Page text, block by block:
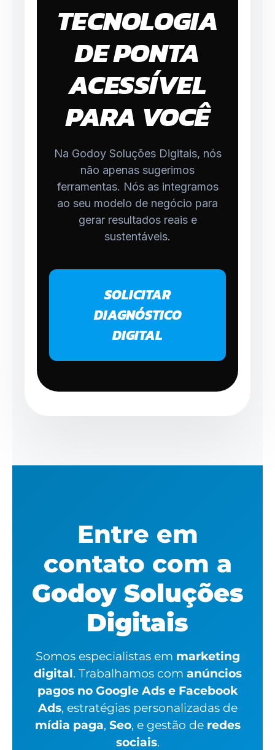
TECNOLOGIA
DE PONTA
ACESSÍVEL
PARA VOCÊ
Na Godoy Soluções Digitais, nós
não apenas sugerimos
ferramentas. Nós as integramos
ao seu modelo de negócio para
gerar resultados reais e
sustentáveis.
SOLICITAR
DIAGNÓSTICO
DIGITAL
Entre em
contato com a
Godoy Soluções
Digitais
Somos especialistas em marketing
digital. Trabalhamos com anúncios
pagos no Google Ads e Facebook
Ads, estratégias personalizadas de
mídia paga, Seo, e gestão de redes
sociais.